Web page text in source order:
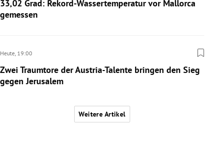
33,02 Grad: Rekord-Wassertemperatur vor Mallorca
gemessen
Heute, 19:00
Zwei Traumtore der Austria-Talente bringen den Sieg
gegen Jerusalem
Weitere Artikel